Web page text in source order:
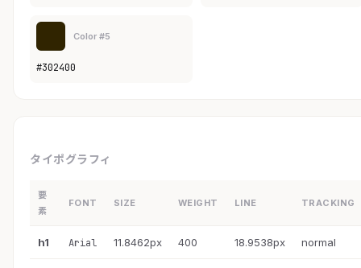
Color #5
#302400
タイポグラフィ
要
素
FONT SIZE WEIGHT LINE TRACKING
h1 Arial 11.8462px 400 18.9538px normal